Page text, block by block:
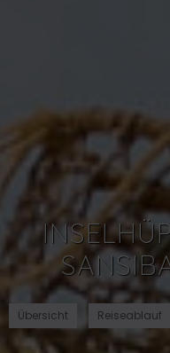
Übersicht Reiseablauf